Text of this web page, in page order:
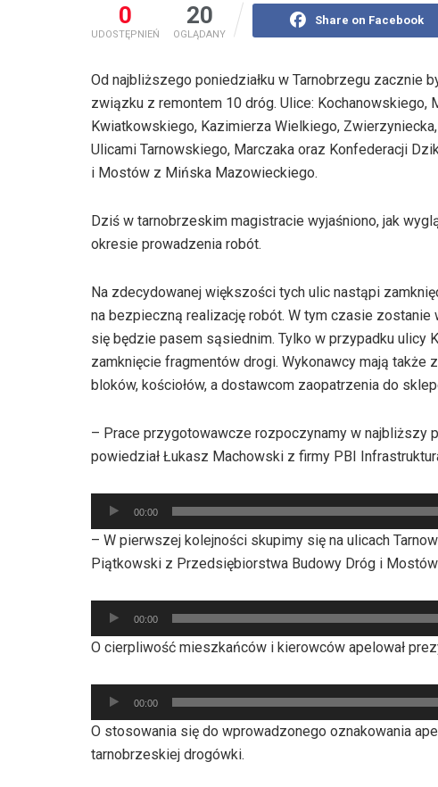
0
UDOSTĘPNIEŃ
20
OGLĄDANY
Share on Facebook
Od najbliższego poniedziałku w Tarnobrzegu zacznie
związku z remontem 10 dróg. Ulice: Kochanowskiego,
Kwiatkowskiego, Kazimierza Wielkiego,
Ulicami Tarnowskiego, Marczaka oraz Konfederacji
i Mostów z Mińska Mazowieckiego.
Dziś w tarnobrzeskim magistracie wyjaśniono, jak
okresie prowadzenia robót.
Na zdecydowanej większości tych ulic nastąpi
na bezpieczną realizację robót. W tym czasie
się będzie pasem sąsiednim. Tylko w przypadku ulicy
zamknięcie fragmentów drogi. Wykonawcy mają
bloków, kościołów, a dostawcom zaopatrzenia do
– Prace przygotowawcze rozpoczynamy w najbliższy
powiedział Łukasz Machowski z firmy PBI
Odtwarzacz
plików
dźwiękowych
00:00
– W pierwszej kolejności skupimy się na ulicach
Piątkowski z Przedsiębiorstwa Budowy Dróg i
Odtwarzacz
plików
dźwiękowych
00:00
O cierpliwość mieszkańców i kierowców apelował
Odtwarzacz
plików
dźwiękowych
00:00
O stosowania się do wprowadzonego oznakowania
tarnobrzeskiej drogówki.